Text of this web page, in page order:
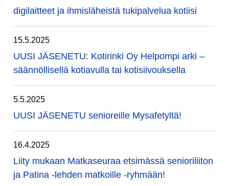
digilaitteet ja ihmisläheistä tukipalvelua kotiisi
15.5.2025
UUSI JÄSENETU: Kotirinki Oy Helpompi arki –
säännöllisellä kotiavulla tai kotisiivouksella
5.5.2025
UUSI JÄSENETU senioreille Mysafetyltä!
16.4.2025
Liity mukaan Matkaseuraa etsimässä senioriliiton
ja Patina -lehden matkoille -ryhmään!